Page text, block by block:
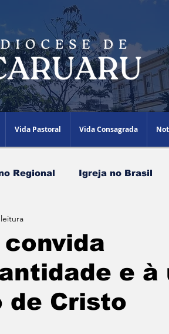
Vida Pastoral Vida Consagrada
Regional Igreja no Brasil
Agenda Episcopal
e à
de Cristo